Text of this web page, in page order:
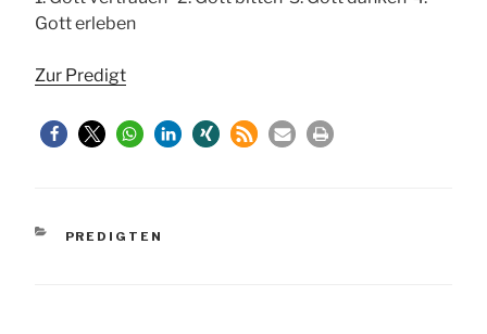
Gott erleben
Zur Predigt
KATEGORIEN
PREDIGTEN